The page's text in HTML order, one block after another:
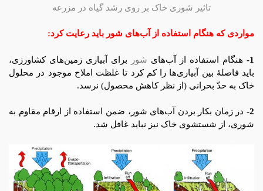
تاثیر شوری خاک بر روی رشد گیاه در مزرعه
مواردی که هنگام استفاده از آب‌های شور باید رعایت کرد:
1- هنگام استفاده از آب‌های شور
برای آبیاری زمین‌های کشاورزی،
باید فاصلۀ بین آبیاری‌ها را کم کرد تا غلظت املاح موجود در محلول
خاک به حدّ بحرانی (از نظر کاهش محصول) نرسد.
2-
در زمان بکار بردن آب‌های شور، ضمن استفاده از ارقام مقاوم به
شوری، از شستشوی خاک نیز نباید غافل شد.